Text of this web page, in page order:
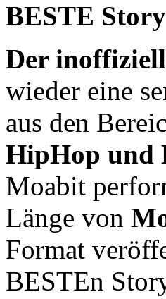
BESTE
Der
wieder eine
aus den
HipHop und
Moabit
Länge von
Format
BESTEn